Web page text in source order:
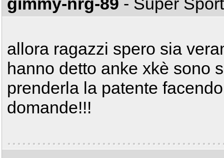
allora ragazzi spero sia
hanno detto anke xkè sono
prenderla la patente
domande!!!